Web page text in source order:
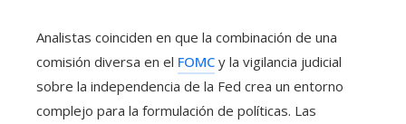
Analistas coinciden en que la combinación de una
comisión diversa en el FOMC y la vigilancia judicial
sobre la independencia de la Fed crea un entorno
complejo para la formulación de políticas. Las